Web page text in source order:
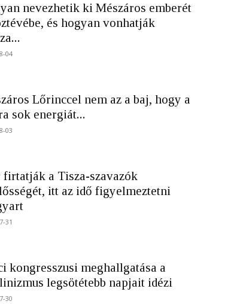
nevezhetik ki Mészáros emberét
és hogyan vonhatják
04
Lőrinccel nem az a baj, hogy a
sok energiát...
03
firtatják a Tisza-szavazók
itt az idő figyelmeztetni
31
kongresszusi meghallgatása a
legsötétebb napjait idézi
30